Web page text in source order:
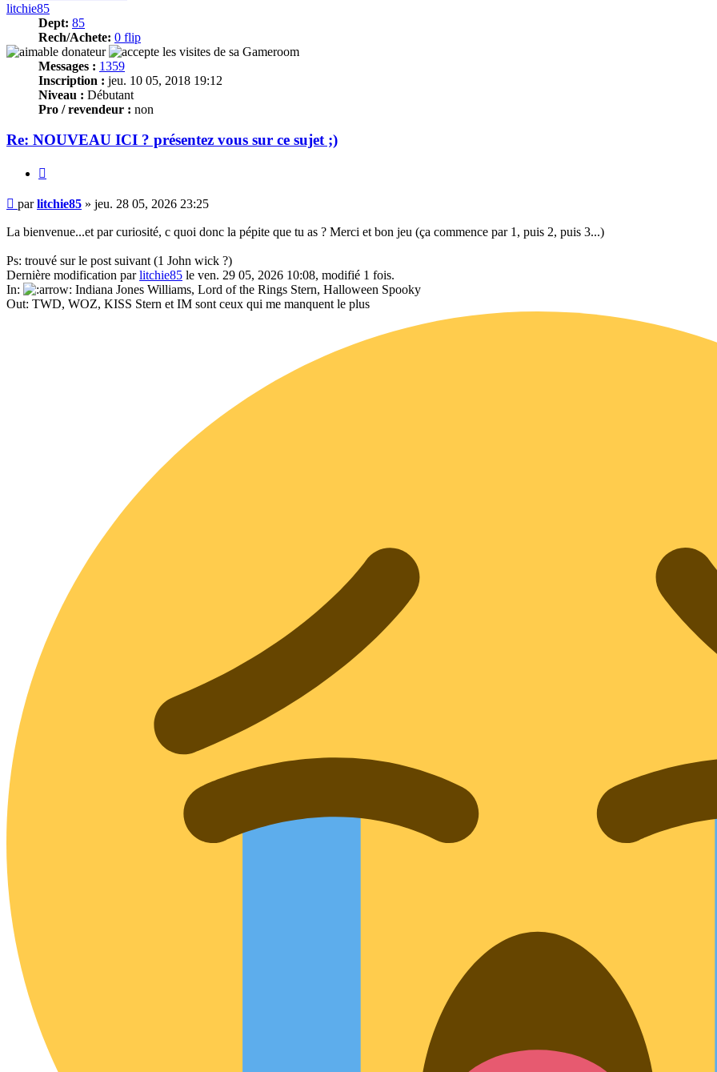
litchie85
Dept: 85
Rech/Achete: 0 flip
Messages : 1359
Inscription : jeu. 10 05, 2018 19:12
Niveau : Débutant
Pro / revendeur : non
Re: NOUVEAU ICI ? présentez vous sur ce sujet ;)
Message
parlitchie85 » jeu. 28 05, 2026 23:25
La bienvenue...et par curiosité, c quoi donc la pépite que tu as ? Merci et bon jeu (ça commence par 1, puis 2, puis 3...)
Ps: trouvé sur le post suivant (1 John wick ?)
Dernière modification parlitchie85 le ven. 29 05, 2026 10:08, modifié 1 fois.
In:
Indiana Jones Williams, Lord of the Rings Stern, Halloween Spooky
Out: TWD, WOZ, KISS Stern et IM sont ceux qui me manquent le plus